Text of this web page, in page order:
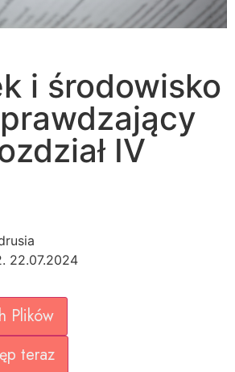
i środowisko
IV
22.07.2024
Plików
teraz